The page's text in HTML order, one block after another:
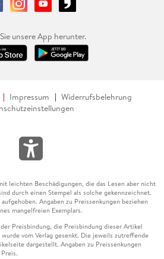
unsere App herunter.
Impressum
Widerrufsbelehrung
leichten Beschädigungen, die das Lesen aber nicht
durch einen Stempel als solche gekennzeichnet.
Angaben zu Preissenkungen beziehen
mangelfreien Exemplars.
Preisbindung, die Preisbindung dieser Artikel
vom Verlag gesenkt. Die jeweils zutreffende
dargestellt. Angaben zu Preissenkungen